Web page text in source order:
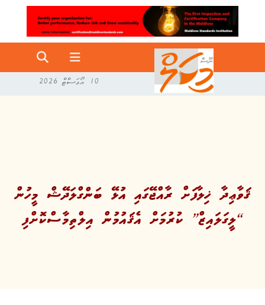
10 އޯގަސްޓް 2026
ޤަވާޢިދާ ޚިލާފަށް ރާއްޖޭގައި އުޅޭ ބަންގްލަދޭޝް މީހުން
“ލީގަލައިޒް” ކުރުމަށް އެޤައުމުން އިލްތިމާސްކޮށްފި